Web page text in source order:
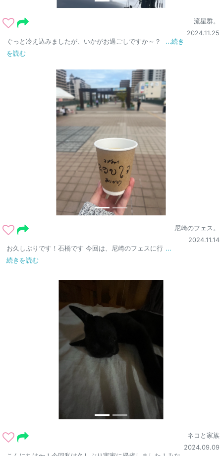
流星群。
2024.11.25
ぐっと冷え込みましたが、いかがお過ごしですか～？
...続き
を読む
尼崎のフェス。
2024.11.14
お久しぶりです！石橋です 今回は、尼崎のフェスに行 ...
続きを読む
ネコと家族
2024.09.09